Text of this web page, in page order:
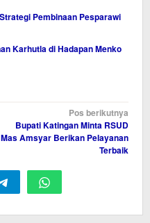
Pembinaan Pesparawi
Karhutla di Hadapan Menko
Pos berikutnya
Bupati Katingan Minta RSUD
Mas Amsyar Berikan Pelayanan
Terbaik